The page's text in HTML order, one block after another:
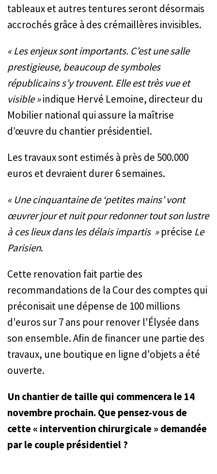
tableaux et autres tentures seront désormais
accrochés grâce à des crémaillères invisibles.
« Les enjeux sont importants. C’est une salle
prestigieuse, beaucoup de symboles
républicains s’y trouvent. Elle est très vue et
visible »indique Hervé Lemoine, directeur du
Mobilier national qui assure la maîtrise
d’œuvre du chantier présidentiel.
Les travaux sont estimés à près de 500.000
euros et devraient durer 6 semaines.
« Une cinquantaine de ‘petites mains’ vont
œuvrer jour et nuit pour redonner tout son lustre
à ces lieux dans les délais impartis »précise Le
Parisien.
Cette renovation fait partie des
recommandations de la Cour des comptes qui
préconisait une dépense de 100 millions
d'euros sur 7 ans pour renover l'Élysée dans
son ensemble. Afin de financer une partie des
travaux, une boutique en ligne d'objets a été
ouverte.
Un chantier de taille qui commencera le 14
novembre prochain. Que pensez-vous de
cette « intervention chirurgicale » demandée
par le couple présidentiel ?